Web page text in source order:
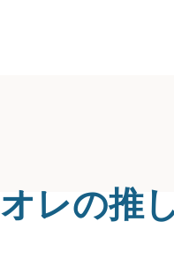
オレの推